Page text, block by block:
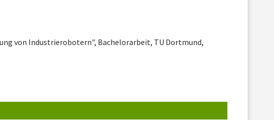
von Industrierobotern", Bachelorarbeit, TU Dortmund,